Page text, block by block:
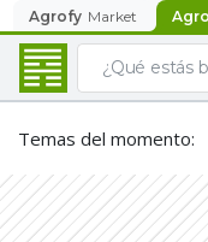
Agrofy Market
Temas del momento: